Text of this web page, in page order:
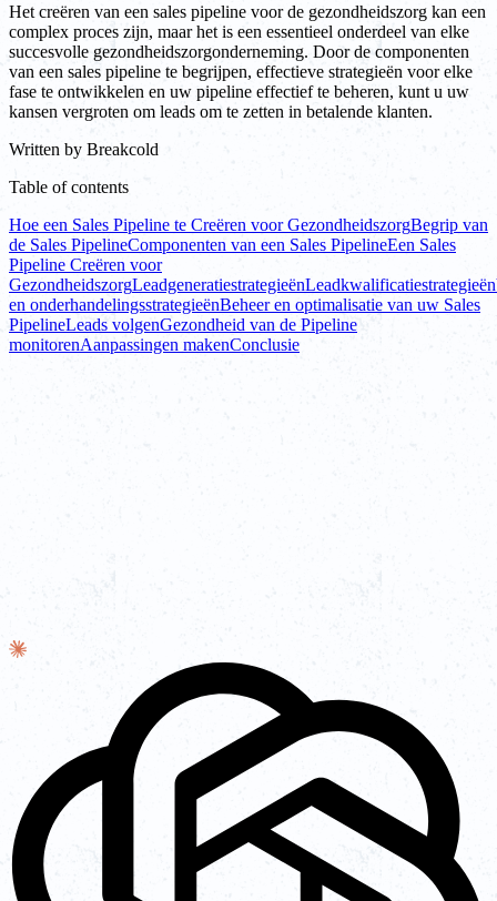
Het creëren van een sales pipeline voor de gezondheidszorg kan een
complex proces zijn, maar het is een essentieel onderdeel van elke
succesvolle gezondheidszorgonderneming. Door de componenten
van een sales pipeline te begrijpen, effectieve strategieën voor elke
fase te ontwikkelen en uw pipeline effectief te beheren, kunt u uw
kansen vergroten om leads om te zetten in betalende klanten.
Written by Breakcold
Table of contents
Hoe een Sales Pipeline te Creëren voor GezondheidszorgBegrip van
de Sales PipelineComponenten van een Sales PipelineEen Sales
Pipeline Creëren voor
GezondheidszorgLeadgeneratiestrategieënLeadkwalificatiestrategieën
en onderhandelingsstrategieënBeheer en optimalisatie van uw Sales
PipelineLeads volgenGezondheid van de Pipeline
monitorenAanpassingen makenConclusie